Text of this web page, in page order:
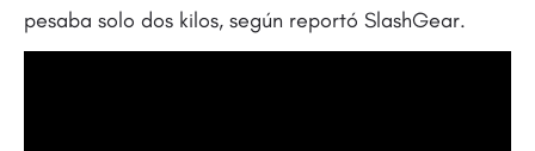
pesaba solo dos kilos, según reportó SlashGear.